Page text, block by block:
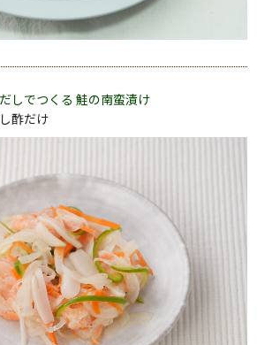
しでつくる 鮭の南蛮漬け
酢だけ